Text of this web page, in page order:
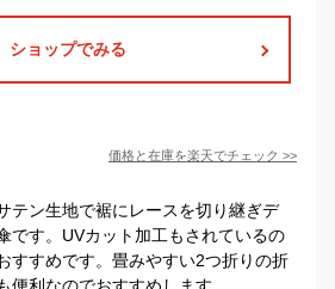
ショップでみる
価格と在庫を楽天でチェック >>
テン生地で裾にレースを切り継ぎデ
です。UVカット加工もされているの
すすめです。畳みやすい2つ折りの折